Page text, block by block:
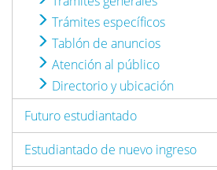
Trámites específicos
Tablón de anuncios
Atención al público
Directorio y ubicación
Futuro estudiantado
Estudiantado de nuevo ingreso